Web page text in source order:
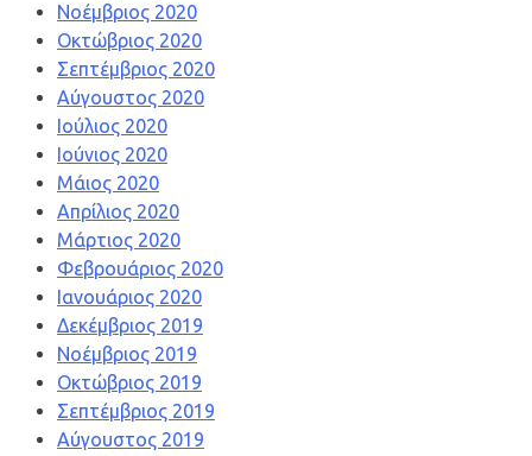
Νοέμβριος 2020
Οκτώβριος 2020
Σεπτέμβριος 2020
Αύγουστος 2020
Ιούλιος 2020
Ιούνιος 2020
Μάιος 2020
Απρίλιος 2020
Μάρτιος 2020
Φεβρουάριος 2020
Ιανουάριος 2020
Δεκέμβριος 2019
Νοέμβριος 2019
Οκτώβριος 2019
Σεπτέμβριος 2019
Αύγουστος 2019